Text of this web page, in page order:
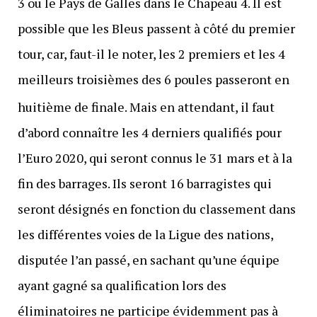
possible que les Bleus passent à côté du premier
tour, car, faut-il le noter, les 2 premiers et les 4
meilleurs troisièmes des 6 poules passeront en
huitième de finale. Mais en attendant, il faut
d’abord connaître les 4 derniers qualifiés pour
l’Euro 2020, qui seront connus le 31 mars et à la
fin des barrages. Ils seront 16 barragistes qui
seront désignés en fonction du classement dans
les différentes voies de la Ligue des nations,
disputée l’an passé, en sachant qu’une équipe
ayant gagné sa qualification lors des
éliminatoires ne participe évidemment pas à